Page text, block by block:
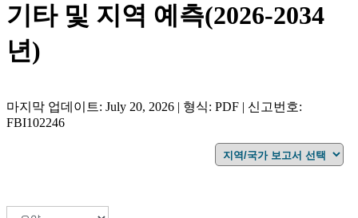
기타 및 지역 예측(2026-2034
년)
마지막 업데이트: July 20, 2026 | 형식: PDF | 신고번호:
FBI102246